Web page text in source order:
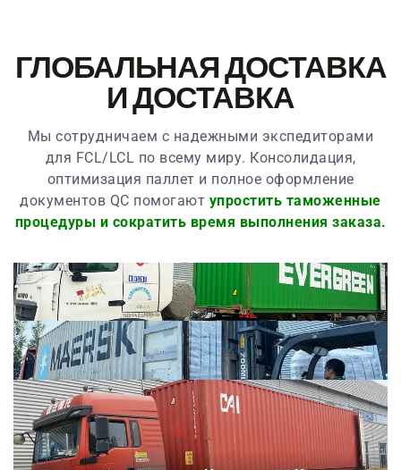
.
ГЛОБАЛЬНАЯ ДОСТАВКА
И ДОСТАВКА
Мы сотрудничаем с надежными экспедиторами
для FCL/LCL по всему миру. Консолидация,
оптимизация паллет и полное оформление
документов QC помогают упростить таможенные
процедуры и сократить время выполнения заказа.